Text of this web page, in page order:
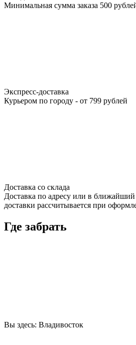
Минимальная сумма заказа 500
Экспресс-доставка
Курьером по городу - от 799 рублей
Доставка со склада
Доставка по адресу или в
доставки рассчитывается при
Где забрать
Вы здесь: Владивосток